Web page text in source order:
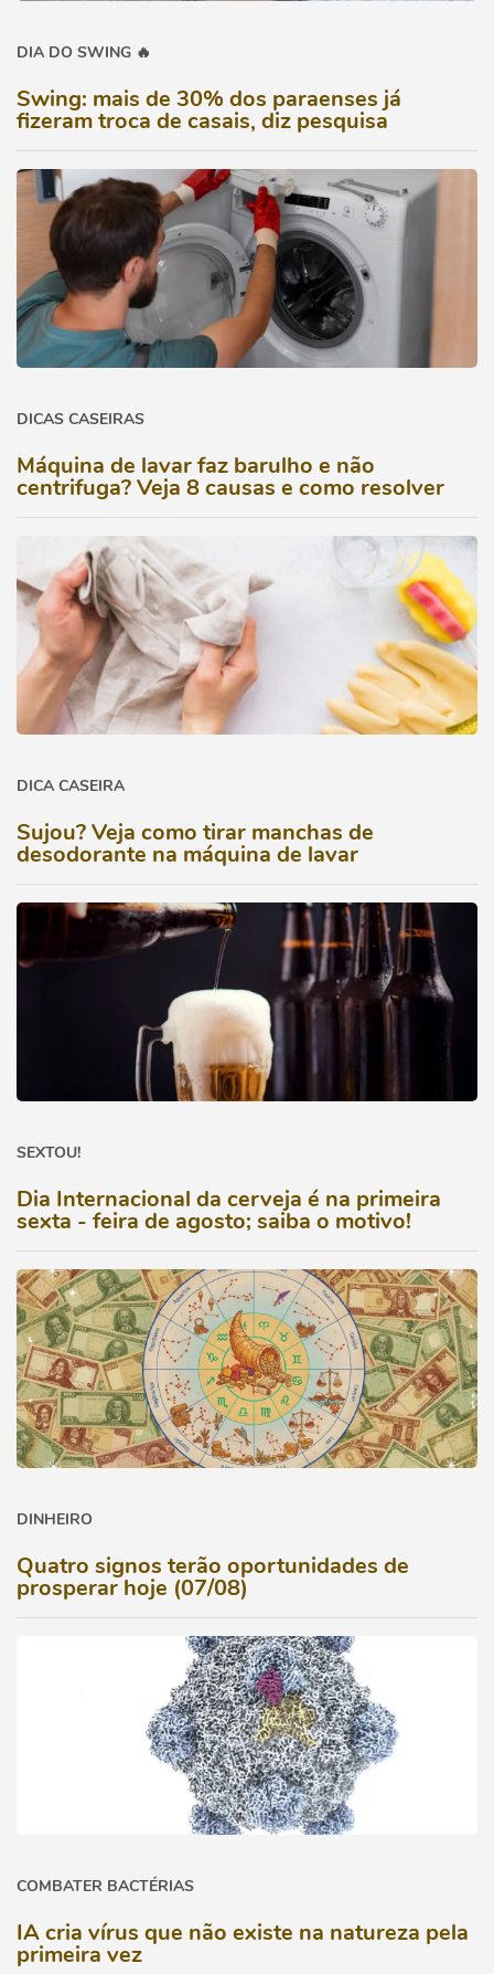
DIA DO SWING 🔥
Swing: mais de 30% dos paraenses já
fizeram troca de casais, diz pesquisa
DICAS CASEIRAS
Máquina de lavar faz barulho e não
centrifuga? Veja 8 causas e como resolver
DICA CASEIRA
Sujou? Veja como tirar manchas de
desodorante na máquina de lavar
SEXTOU!
Dia Internacional da cerveja é na primeira
sexta - feira de agosto; saiba o motivo!
DINHEIRO
Quatro signos terão oportunidades de
prosperar hoje (07/08)
COMBATER BACTÉRIAS
IA cria vírus que não existe na natureza pela
primeira vez